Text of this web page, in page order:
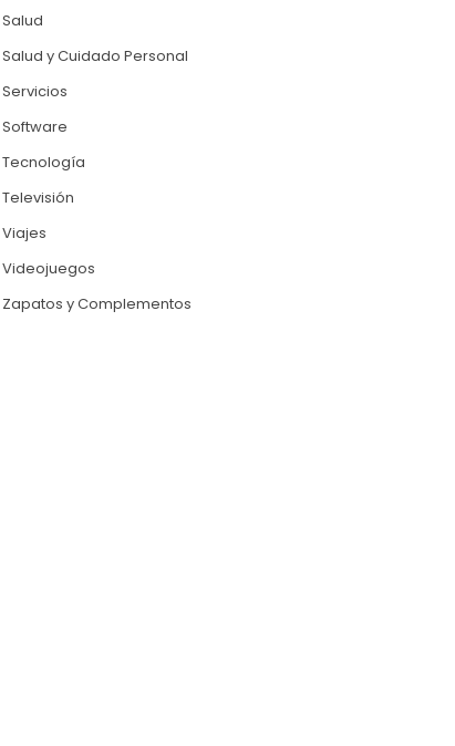
Salud
Salud y Cuidado Personal
Servicios
Software
Tecnología
Televisión
Viajes
Videojuegos
Zapatos y Complementos